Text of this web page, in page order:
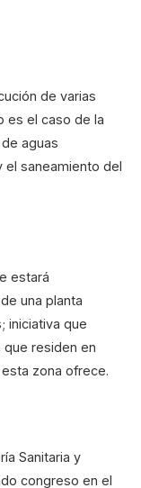
de varias
es el caso de la
aguas
el saneamiento del
estará
una planta
iniciativa que
residen en
zona ofrece.
Sanitaria y
congreso en el